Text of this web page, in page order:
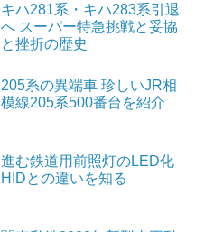
キハ281系・キハ283系引退
へ スーパー特急挑戦と妥協
と挫折の歴史
205系の異端車 珍しいJR相
模線205系500番台を紹介
進む鉄道用前照灯のLED化
HIDとの違いを知る